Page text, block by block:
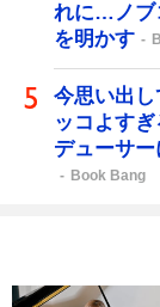
れに…ノブ
を明かす
今思い出
ッコよす
デューサ
Book Bang